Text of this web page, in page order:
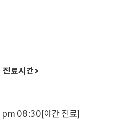
진료시간>
08:30[야간 진료]